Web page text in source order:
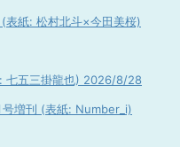
紙: 松村北斗×今田美桜)
七五三掛龍也) 2026/8/28
増刊 (表紙: Number_i)